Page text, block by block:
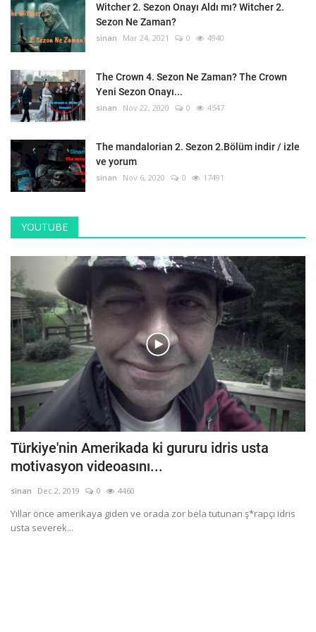
Witcher 2. Sezon Onayı Aldı mı? Witcher 2.
Sezon Ne Zaman?
sinan Mar 24, 2021 0 4940
The Crown 4. Sezon Ne Zaman? The Crown
Yeni Sezon Onayı...
sinan Nov 22, 2020 0 4547
The mandalorian 2. Sezon 2.Bölüm indir / izle
ve yorum
sinan Nov 6, 2020 0 17491
YOUTUBE
Türkiye'nin Amerikada ki gururu idris usta
motivasyon videoasını...
sinan Dec 2, 2019 0 4460
Yıllar önce amerikaya giden ve orada zor bela tutunan ş*rapçı idris
usta severek...